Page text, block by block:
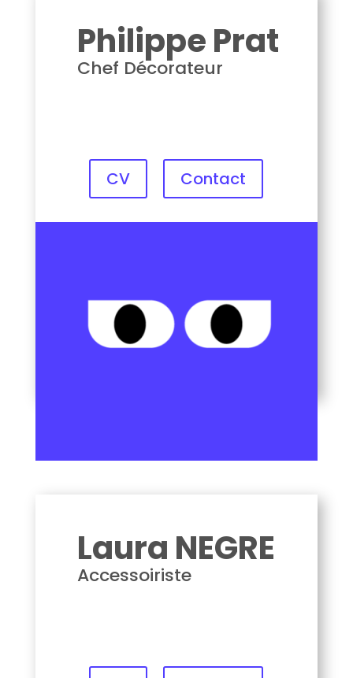
Philippe Prat
Chef Décorateur
CV Contact
Laura NEGRE
Accessoiriste